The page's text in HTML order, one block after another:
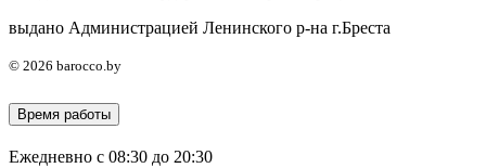
выдано Администрацией Ленинского р-на г.Бреста
© 2026 barocco.by
Время работы
Ежедневно с 08:30 до 20:30